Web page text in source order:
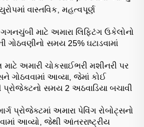
વાસ્તવિક, મહત્વપૂર્ણ
માટે અમારા લિફ્ટિંગ ઉકેલોનો
ગોઠવણીનો સમય 25% ઘટાડવામાં
અમારી ચોકસાઈભરી મશીનરી પર
ગોઠવવામાં આવ્યા, જેમાં કોઈ
સમય 2 અઠવાડિયા બચાવી
પ્રોજેક્ટમાં અમારા પેવિંગ રોબોટ્સનો
આવ્યો, જેથી આંતરરાષ્ટ્રીય